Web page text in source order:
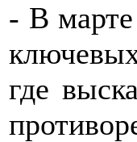
- В марте
где